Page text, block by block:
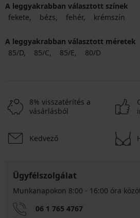
A leggyakrabban választott színek
fekete
bézs fehér krémszín
A leggyakrabban választott méretek
85/D
85/C 85/E 80/D
8% visszatérítés a
vásárlásból
Kedvező
Ügyfélszolgálat
Munkanapokon 8:00 - 16:00 óra
06 1 765 4767